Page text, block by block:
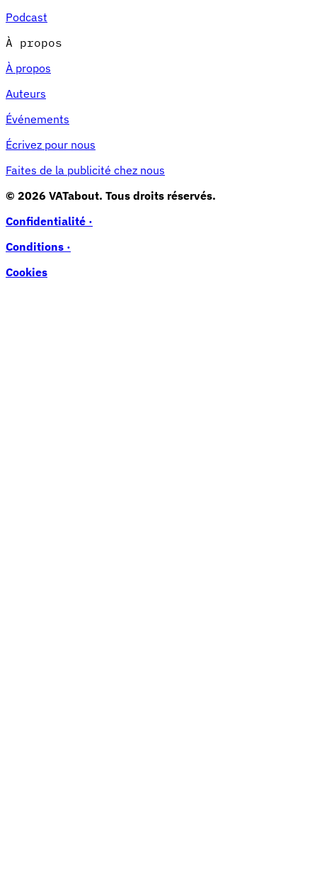
Podcast
À propos
À propos
Auteurs
Événements
Écrivez pour nous
Faites de la publicité chez nous
© 2026 VATabout. Tous droits réservés.
Confidentialité ·
Conditions ·
Cookies